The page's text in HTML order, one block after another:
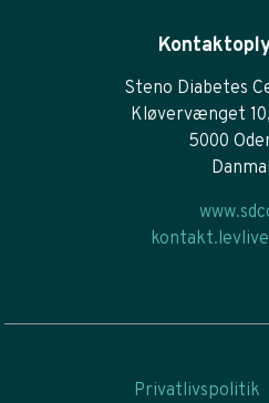
Steno Diabetes
Kløvervænget 10,
5000
Privatlivspolitik